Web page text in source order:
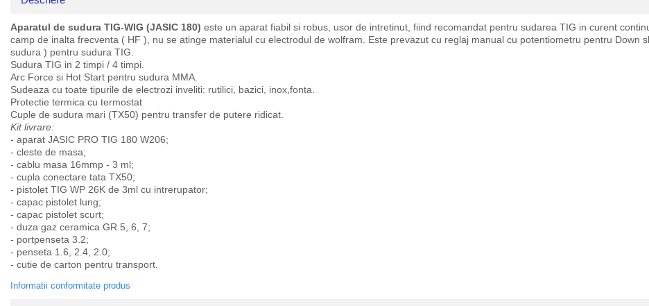
Aparatul de sudura TIG-WIG (JASIC 180) este un aparat fiabil si robus, usor de intretinut, fiind recomandat pentru sudarea TIG in curent
camp de inalta frecventa ( HF ), nu se atinge materialul cu electrodul de wolfram. Este prevazut cu reglaj manual cu potentiometru pentru Down
sudura ) pentru sudura TIG.
Sudura TIG in 2 timpi / 4 timpi.
Arc Force si Hot Start pentru sudura MMA.
Sudeaza cu toate tipurile de electrozi inveliti: rutilici, bazici, inox,fonta.
Protectie termica cu termostat
Cuple de sudura mari (TX50) pentru transfer de putere ridicat.
Kit livrare:
- aparat JASIC PRO TIG 180 W206;
- cleste de masa;
- cablu masa 16mmp - 3 ml;
- cupla conectare tata TX50;
- pistolet TIG WP 26K de 3ml cu intrerupator;
- capac pistolet lung;
- capac pistolet scurt;
- duza gaz ceramica GR 5, 6, 7;
- portpenseta 3.2;
- penseta 1.6, 2.4, 2.0;
- cutie de carton pentru transport.
Informatii conformitate produs